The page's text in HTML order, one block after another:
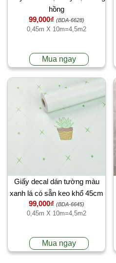
hồng
99,000₫ (BDA-6628)
0,45m X 10m=4,5m2
Mua ngay
Giấy decal dán tường màu
xanh lá có sẵn keo khổ 45cm
99,000₫ (BDA-6645)
0,45m X 10m=4,5m2
Mua ngay